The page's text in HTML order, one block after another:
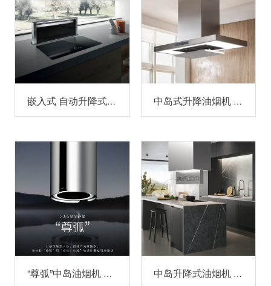
嵌入式 自动升降式油烟机 383D 中岛式升降油烟机 345SJ
“尊弧”中岛油烟机 370SJ 中岛升降式油烟机 371SJ100/371SJ100H